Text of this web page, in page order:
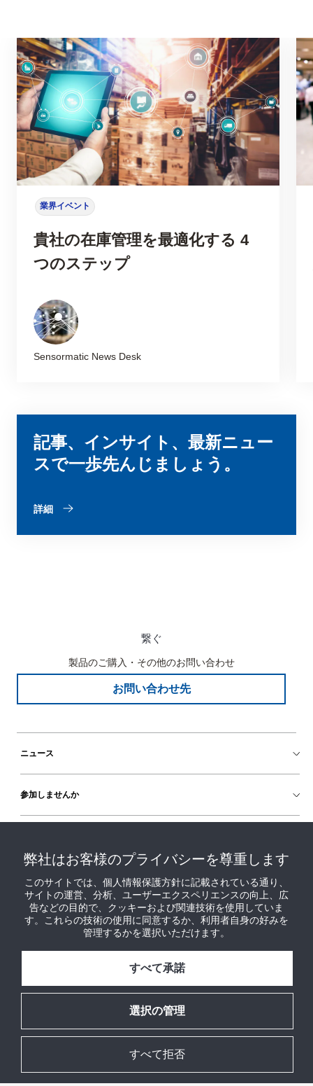
記事、インサイト、最新ニュー
スで一歩先んじましょう。
詳細
業界イベント
貴社の在庫管理を最適化する 4
つのステップ
Sensormatic News Desk
繋ぐ
製品のご購入・その他のお問い合わせ
お問い合わせ先
ニュース
参加しませんか
弊社はお客様のプライバシーを尊重します
このサイトでは、個人情報保護方針に記載されている通り、
サイトの運営、分析、ユーザーエクスペリエンスの向上、広
告などの目的で、クッキーおよび関連技術を使用していま
す。これらの技術の使用に同意するか、利用者自身の好みを
管理するかを選択いただけます。
選択の管理
すべて承諾
すべて拒否